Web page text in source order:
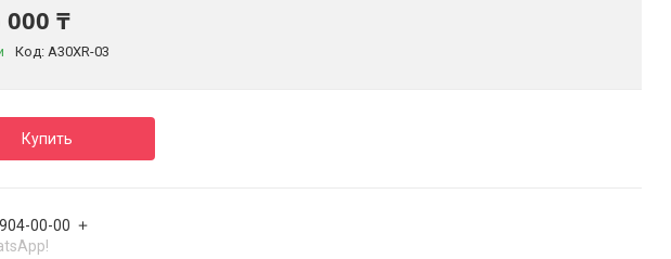
000 ₸
Код: A30XR-03
Купить
00-00